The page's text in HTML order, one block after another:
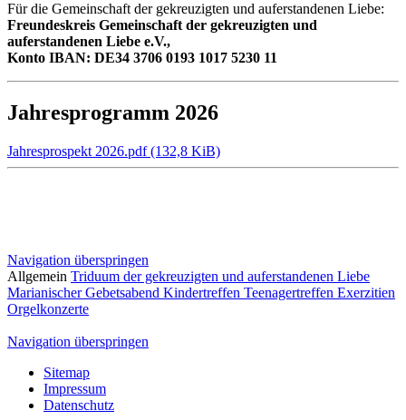
Für die Gemeinschaft der gekreuzigten und auferstandenen Liebe:
Freundeskreis Gemeinschaft der gekreuzigten und
auferstandenen Liebe e.V.,
Konto IBAN: DE34 3706 0193 1017 5230 11
Jahresprogramm 2026
Jahresprospekt 2026.pdf(132,8 KiB)
Navigation überspringen
Allgemein Triduum der gekreuzigten und auferstandenen Liebe
Marianischer Gebetsabend Kindertreffen Teenagertreffen Exerzitien
Orgelkonzerte
Navigation überspringen
Sitemap
Impressum
Datenschutz